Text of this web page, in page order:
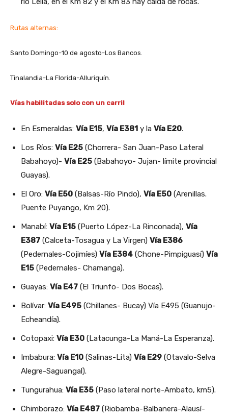
Rutas alternas:
Santo Domingo-10 de agosto-Los Bancos.
Tinalandia-La Florida-Alluriquín.
Vías habilitadas solo con un carril
En Esmeraldas: Vía E15, Vía E381 y la Vía E20.
Los Ríos: Vía E25 (Chorrera- San Juan-Paso Lateral
Babahoyo)- Vía E25 (Babahoyo- Jujan- límite provincial
Guayas).
El Oro: Vía E50 (Balsas-Río Pindo), Vía E50 (Arenillas.
Puente Puyango, Km 20).
Manabí: Vía E15 (Puerto López-La Rinconada), Vía
E387 (Calceta-Tosagua y La Virgen) Vía E386
(Pedernales-Cojimíes) Vía E384 (Chone-Pimpiguasí) Vía
E15 (Pedernales- Chamanga).
Guayas: Vía E47 (El Triunfo- Dos Bocas).
Bolívar: Vía E495 (Chillanes- Bucay) Vía E495 (Guanujo-
Echeandía).
Cotopaxi: Vía E30 (Latacunga-La Maná-La Esperanza).
Imbabura: Vía E10 (Salinas-Lita) Vía E29 (Otavalo-Selva
Alegre-Saguangal).
Tungurahua: Vía E35 (Paso lateral norte-Ambato, km5).
Chimborazo: Vía E487 (Riobamba-Balbanera-Alausí-